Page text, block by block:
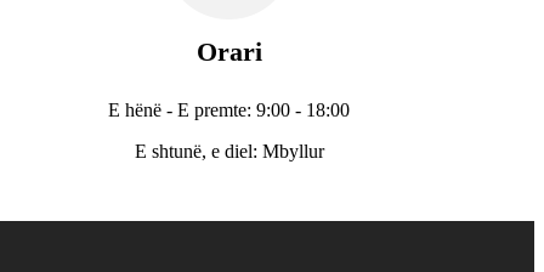
Orari
E hënë - E premte: 9:00 - 18:00
E shtunë, e diel: Mbyllur